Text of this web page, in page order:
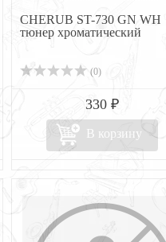
CHERUB ST-730 GN WH
тюнер хроматический
(0)
330 ₽
В корзину